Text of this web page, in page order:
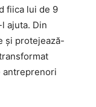
fiica lui de 9
ajuta. Din
și protejează-
antreprenori